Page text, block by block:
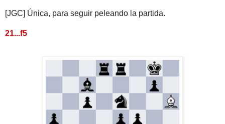
[JGC] Única, para seguir peleando la partida.
21...f5